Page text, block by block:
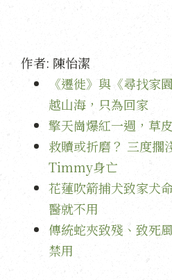
作者: 陳怡潔
《遷徙》與《尋找
越山海，只為回家
擎天崗爆紅一週，草
救贖或折磨？ 三度擱
Timmy身亡
花蓮吹箭捕犬致家犬
醫就不用
傳統蛇夾致殘、致死
禁用